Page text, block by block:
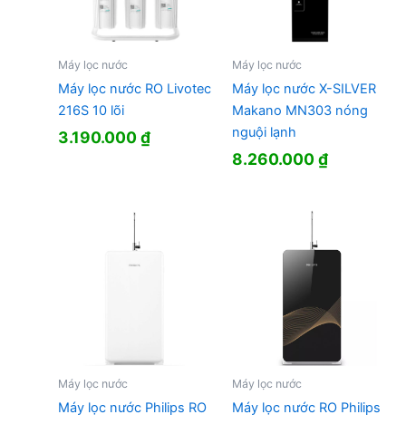
Máy lọc nước
Máy lọc nước RO Livotec
216S 10 lõi
3.190.000₫
Máy lọc nước
Máy lọc nước X-SILVER
Makano MN303 nóng
nguội lạnh
8.260.000₫
Máy lọc nước
Máy lọc nước Philips RO
Máy lọc nước
Máy lọc nước RO Philips